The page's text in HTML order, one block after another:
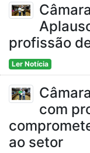
profissão
Ler Notícia
com
ao setor